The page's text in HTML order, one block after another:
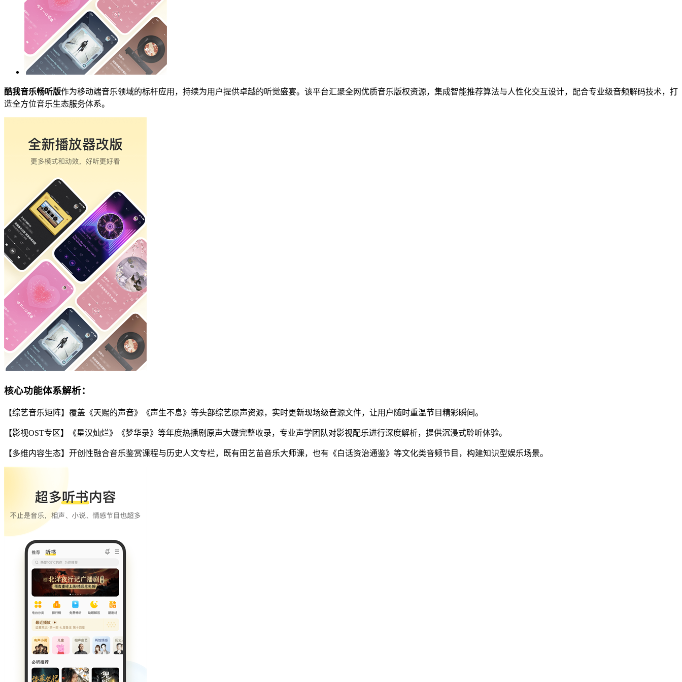
酷我音乐畅听版作为移动端音乐领域的标杆应用，持续为用户提供卓越的听觉盛宴。该平台汇聚全网优质音乐版权资源，集成智能推荐算法与人性化交互设计，配合专业级音频解码技术，打
造全方位音乐生态服务体系。
核心功能体系解析：
【综艺音乐矩阵】覆盖《天赐的声音》《声生不息》等头部综艺原声资源，实时更新现场级音源文件，让用户随时重温节目精彩瞬间。
【影视OST专区】《星汉灿烂》《梦华录》等年度热播剧原声大碟完整收录，专业声学团队对影视配乐进行深度解析，提供沉浸式聆听体验。
【多维内容生态】开创性融合音乐鉴赏课程与历史人文专栏，既有田艺苗音乐大师课，也有《白话资治通鉴》等文化类音频节目，构建知识型娱乐场景。